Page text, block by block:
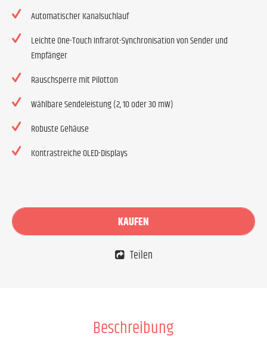
Automatischer Kanalsuchlauf
Leichte One-Touch Infrarot-Synchronisation von Sender und
Empfänger
Rauschsperre mit Pilotton
Wählbare Sendeleistung (2, 10 oder 30 mW)
Robuste Gehäuse
Kontrastreiche OLED-Displays
KAUFEN
Teilen
Beschreibung